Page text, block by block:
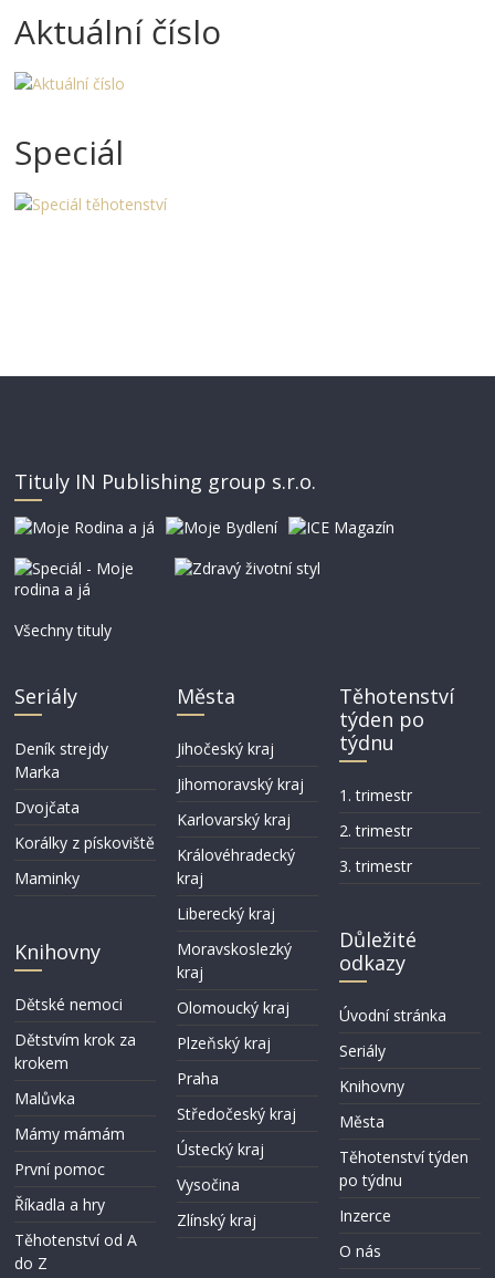
Aktuální číslo
Speciál
Tituly IN Publishing group s.r.o.
Všechny tituly
Seriály
Deník strejdy
Marka
Dvojčata
Korálky z pískoviště
Maminky
Knihovny
Dětské nemoci
Dětstvím krok za
krokem
Malůvka
Mámy mámám
První pomoc
Říkadla a hry
Těhotenství­ od A
do Z
Města
Jihočeský kraj
Jihomoravský kraj
Karlovarský kraj
Královéhradecký
kraj
Liberecký kraj
Moravskoslezký
kraj
Olomoucký kraj
Plzeňský kraj
Praha
Středočeský kraj
Ústecký kraj
Vysočina
Zlínský kraj
Těhotenství
týden po
týdnu
1. trimestr
2. trimestr
3. trimestr
Důležité
odkazy
Úvodní stránka
Seriály
Knihovny
Města
Těhotenství týden
po týdnu
Inzerce
O nás